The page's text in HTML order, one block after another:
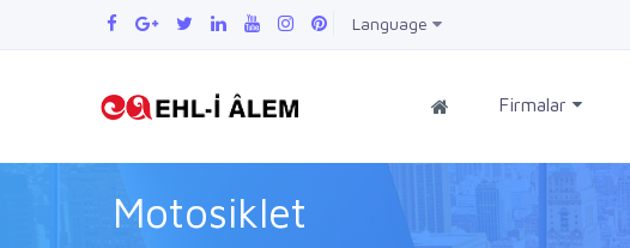
Language
Firmalar
Motosiklet